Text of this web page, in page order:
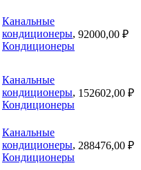
Канальные
кондиционеры,
Кондиционеры
92000,00 ₽
Канальные
кондиционеры,
Кондиционеры
152602,00 ₽
Канальные
кондиционеры,
Кондиционеры
288476,00 ₽